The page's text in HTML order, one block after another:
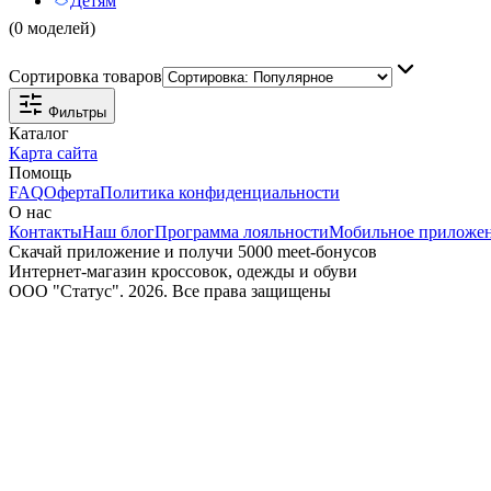
(0 моделей)
Сортировка товаров
Фильтры
Каталог
Карта сайта
Помощь
FAQОфертаПолитика конфиденциальности
О нас
КонтактыНаш блогПрограмма лояльностиМобильное
Скачай приложение и получи 5000 meet-бонусов
Интернет-магазин кроссовок, одежды и обуви
ООО "Статус". 2026. Все права защищены